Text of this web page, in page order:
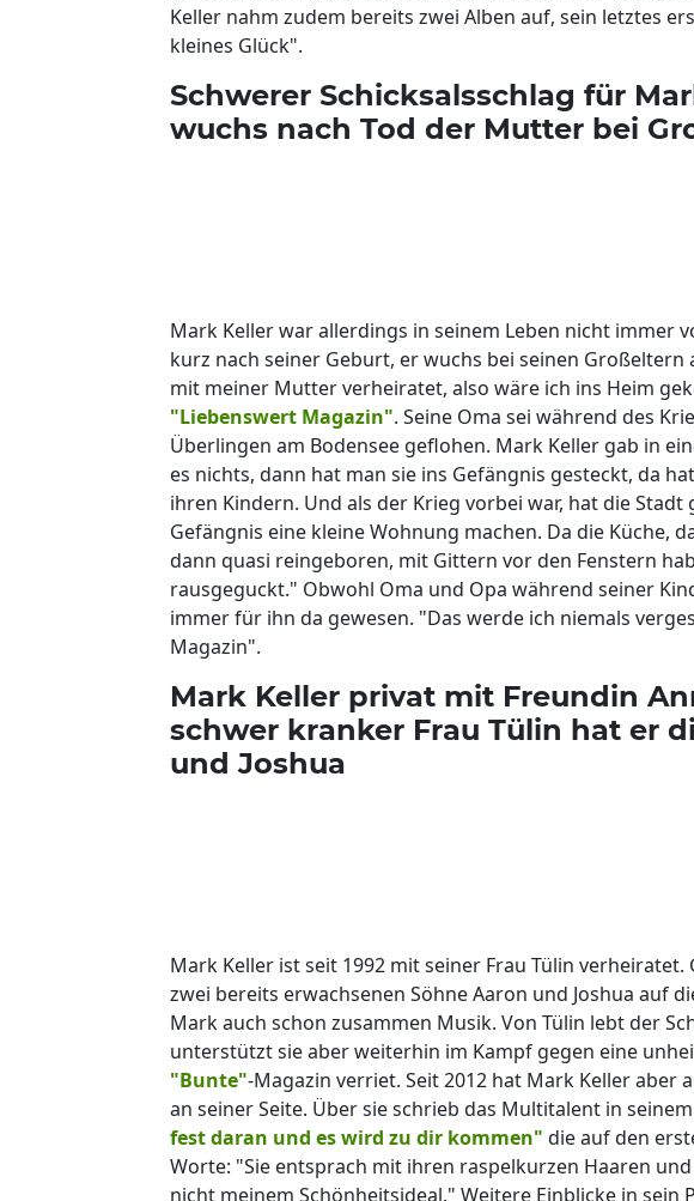
Keller nahm zudem bereits zwei Alben auf, sein letztes
kleines Glück".
Schwerer Schicksalsschlag für
wuchs nach Tod der Mutter bei
Mark Keller war allerdings in seinem Leben nicht immer
kurz nach seiner Geburt, er wuchs bei seinen
mit meiner Mutter verheiratet, also wäre ich ins Heim
"Liebenswert Magazin". Seine Oma sei während des
Überlingen am Bodensee geflohen. Mark Keller gab in
es nichts, dann hat man sie ins Gefängnis gesteckt, da
ihren Kindern. Und als der Krieg vorbei war, hat die
Gefängnis eine kleine Wohnung machen. Da die Küche,
dann quasi reingeboren, mit Gittern vor den Fenstern
rausgeguckt." Obwohl Oma und Opa während seiner
immer für ihn da gewesen. "Das werde ich niemals
Magazin".
Mark Keller privat mit Freundin
schwer kranker Frau Tülin hat er
und Joshua
Mark Keller ist seit 1992 mit seiner Frau Tülin
zwei bereits erwachsenen Söhne Aaron und Joshua auf
Mark auch schon zusammen Musik. Von Tülin lebt der
unterstützt sie aber weiterhin im Kampf gegen eine
"Bunte"-Magazin verriet. Seit 2012 hat Mark Keller aber
an seiner Seite. Über sie schrieb das Multitalent in
fest daran und es wird zu dir kommen" die auf den
Worte: "Sie entsprach mit ihren raspelkurzen Haaren
nicht meinem Schönheitsideal." Weitere Einblicke in sein